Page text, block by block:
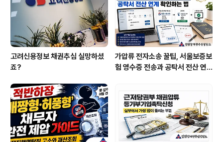
분이 있고, 자금 출처가 불명확하기에 면담 때 채권자에게
설명을 드립니다. 이 모든 법진행은 거래 ..
고려신용정보 채권추심 실망하셨
죠?
가압류 전자소송 꿀팁, 서울보증보
험 영수증 전송과 공탁서 전산 연